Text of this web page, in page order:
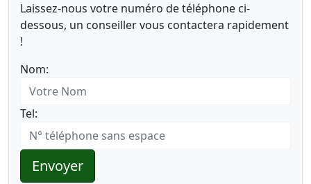
Laissez-nous votre numéro de téléphone ci-
dessous, un conseiller vous contactera rapidement
!
Nom:
Tel:
Envoyer